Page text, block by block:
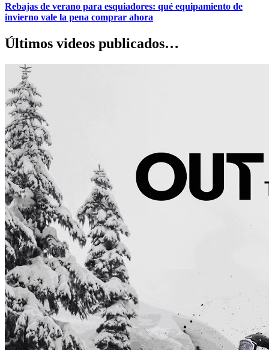
Rebajas de verano para esquiadores: qué equipamiento de
invierno vale la pena comprar ahora
Últimos videos publicados…